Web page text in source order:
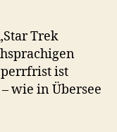
die
Kritiker
in
Deutschland
Trek
ist
wie in Übersee